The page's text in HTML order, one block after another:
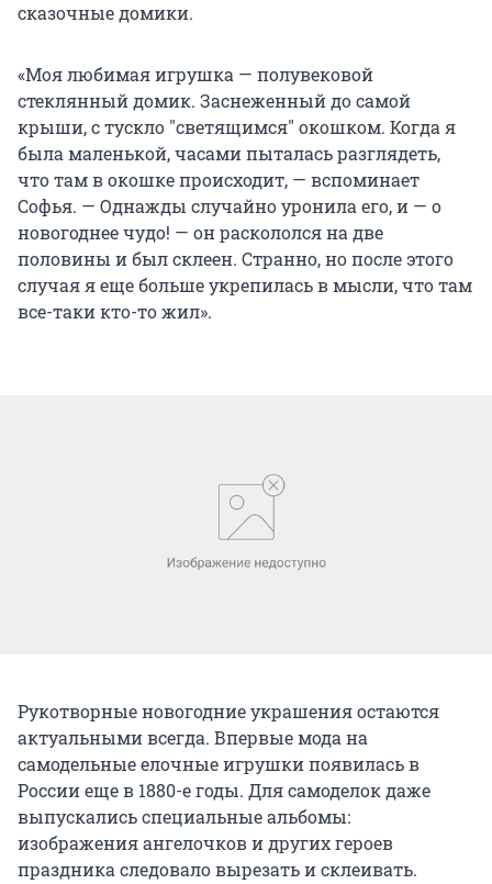
сказочные домики.
«Моя любимая игрушка — полувековой
стеклянный домик. Заснеженный до самой
крыши, с тускло "светящимся" окошком. Когда я
была маленькой, часами пыталась разглядеть,
что там в окошке происходит, — вспоминает
Софья. — Однажды случайно уронила его, и — о
новогоднее чудо! — он раскололся на две
половины и был склеен. Странно, но после этого
случая я еще больше укрепилась в мысли, что там
все-таки кто-то жил».
Рукотворные новогодние украшения остаются
актуальными всегда. Впервые мода на
самодельные елочные игрушки появилась в
России еще в 1880-е годы. Для самоделок даже
выпускались специальные альбомы:
изображения ангелочков и других героев
праздника следовало вырезать и склеивать.